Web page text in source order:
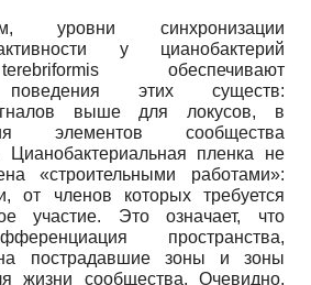
уровни синхронизации
у цианобактерий
обеспечивают
поведения этих существ:
выше для локусов, в
элементов сообщества
Цианобактериальная пленка не
«строительными работами»:
от членов которых требуется
участие. Это означает, что
пространства,
пострадавшие зоны и зоны
жизни сообщества. Очевидно,